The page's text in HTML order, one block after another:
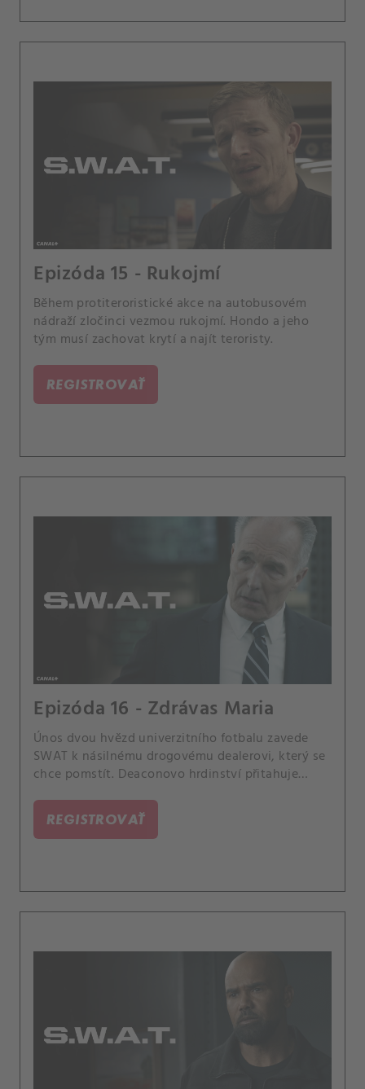
Epizóda 15 - Rukojmí
Během protiteroristické akce na autobusovém
nádraží zločinci vezmou rukojmí. Hondo a jeho
tým musí zachovat krytí a najít teroristy.
REGISTROVAŤ
Epizóda 16 - Zdrávas Maria
Únos dvou hvězd univerzitního fotbalu zavede
SWAT k násilnému drogovému dealerovi, který se
chce pomstít. Deaconovo hrdinství přitahuje
REGISTROVAŤ